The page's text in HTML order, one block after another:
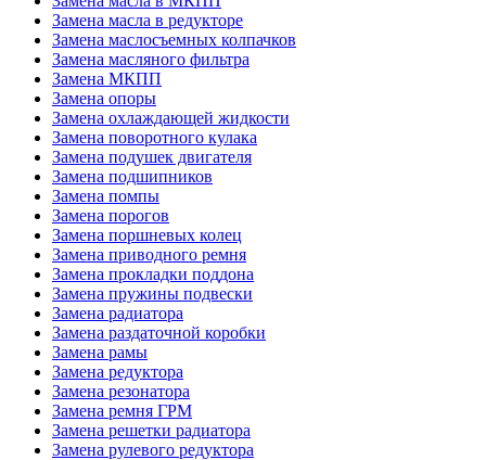
Замена масла в редукторе
Замена маслосъемных колпачков
Замена масляного фильтра
Замена МКПП
Замена опоры
Замена охлаждающей жидкости
Замена поворотного кулака
Замена подушек двигателя
Замена подшипников
Замена помпы
Замена порогов
Замена поршневых колец
Замена приводного ремня
Замена прокладки поддона
Замена пружины подвески
Замена радиатора
Замена раздаточной коробки
Замена рамы
Замена редуктора
Замена резонатора
Замена ремня ГРМ
Замена решетки радиатора
Замена рулевого редуктора